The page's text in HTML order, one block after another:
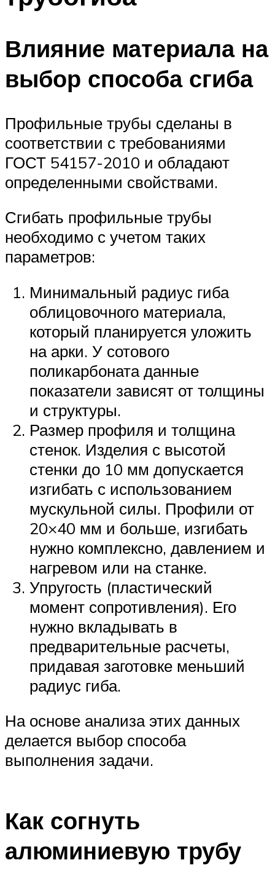
Влияние материала на
выбор способа сгиба
Профильные трубы сделаны в
соответствии с требованиями
ГОСТ 54157-2010 и обладают
определенными свойствами.
Сгибать профильные трубы
необходимо с учетом таких
параметров:
Минимальный радиус гиба
облицовочного материала,
который планируется уложить
на арки. У сотового
поликарбоната данные
показатели зависят от толщины
и структуры.
Размер профиля и толщина
стенок. Изделия с высотой
стенки до 10 мм допускается
изгибать с использованием
мускульной силы. Профили от
20×40 мм и больше, изгибать
нужно комплексно, давлением и
нагревом или на станке.
Упругость (пластический
момент сопротивления). Его
нужно вкладывать в
предварительные расчеты,
придавая заготовке меньший
радиус гиба.
На основе анализа этих данных
делается выбор способа
выполнения задачи.
Как согнуть
алюминиевую трубу